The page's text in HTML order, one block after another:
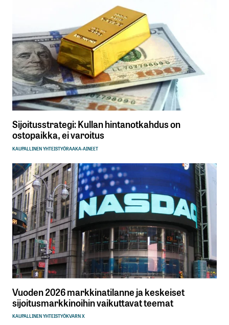
Sijoitusstrategi: Kullan hintanotkahdus on
ostopaikka, ei varoitus
KAUPALLINEN YHTEISTYÖRAAKA-AINEET
Vuoden 2026 markkinatilanne ja keskeiset
sijoitusmarkkinoihin vaikuttavat teemat
KAUPALLINEN YHTEISTYÖKVARN X